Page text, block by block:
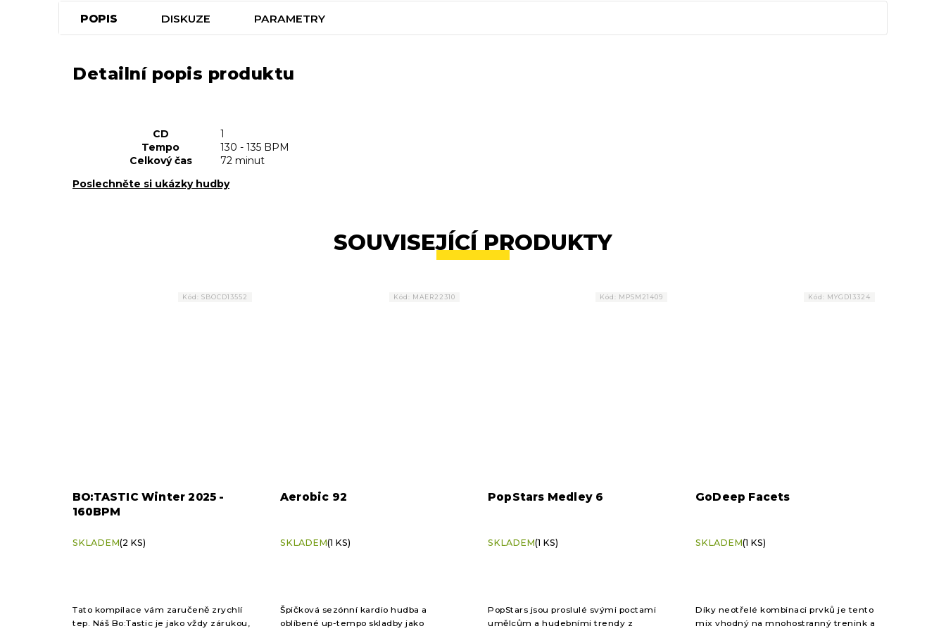
POPIS DISKUZE PARAMETRY
Detailní popis produktu
CD
1
Tempo
130 - 135 BPM
Celkový čas
72 minut
Poslechněte si ukázky hudby
SOUVISEJÍCÍ PRODUKTY
BO:TASTIC Winter 2025 -
160BPM
SKLADEM(2 KS)
Tato kompilace vám zaručeně zrychlí
tep. Náš Bo:Tastic je jako vždy zárukou,
Kód: SBOCD13552
Aerobic 92
SKLADEM(1 KS)
Špičková sezónní kardio hudba a
oblíbené up-tempo skladby jako
Kód: MAER22310
PopStars Medley 6
SKLADEM(1 KS)
PopStars jsou proslulé svými poctami
umělcům a hudebními trendy z
Kód: MPSM21409
GoDeep Facets
SKLADEM(1 KS)
Díky neotřelé kombinaci prvků je tento
mix vhodný na mnohostranný trenink a
Kód: MYGD13324